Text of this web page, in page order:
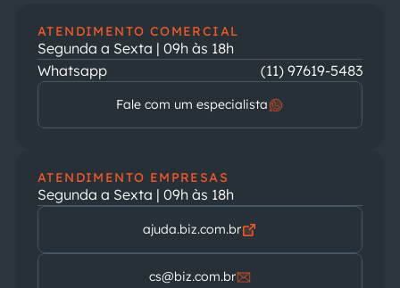
ATENDIMENTO COMERCIAL
Segunda a Sexta | 09h às 18h
Whatsapp
(11) 97619-5483
Fale com um especialista
ATENDIMENTO EMPRESAS
Segunda a Sexta | 09h às 18h
ajuda.biz.com.br
cs@biz.com.br